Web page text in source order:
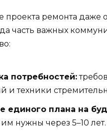
проекта ремонта даже
часть важных
потребностей:
и техники
единого плана на
им нужны через 5–10 лет.